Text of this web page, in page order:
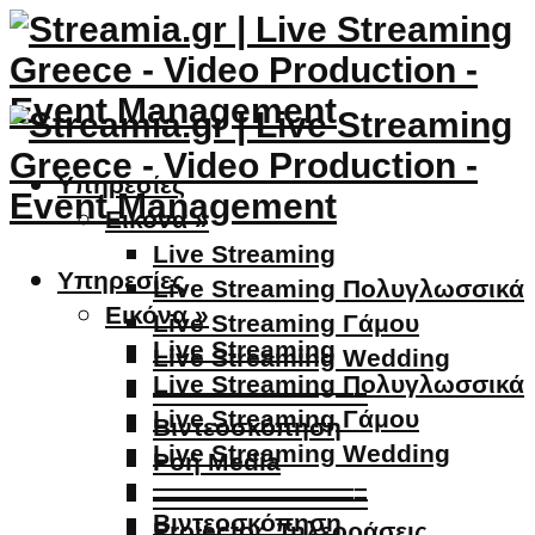
Υπηρεσίες
Εικόνα »
Live Streaming
Live Streaming Πολυγλωσσικά
Live Streaming Γάμου
Live Streaming Wedding
————————–
Βιντεοσκόπηση
Ροή Media
————————–
Υπηρεσίες
Εικόνα »
Live Streaming
Live Streaming Πολυγλωσσικά
Live Streaming Γάμου
Live Streaming Wedding
————————–
Βιντεοσκόπηση